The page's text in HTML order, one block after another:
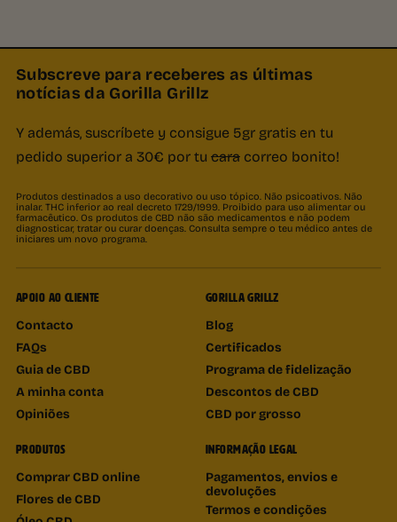
Subscreve para receberes as últimas
notícias da Gorilla Grillz
Y además, suscríbete y consigue 5gr gratis en tu
pedido superior a 30€ por tu cara correo bonito!
Produtos destinados a uso decorativo ou uso tópico. Não psicoativos. Não
inalar. THC inferior ao real decreto 1729/1999. Proibido para uso alimentar ou
farmacêutico. Os produtos de CBD não são medicamentos e não podem
diagnosticar, tratar ou curar doenças. Consulta sempre o teu médico antes de
iniciares um novo programa.
APOIO AO CLIENTE
Contacto
FAQs
Guia de CBD
A minha conta
Opiniões
GORILLA GRILLZ
Blog
Certificados
Programa de fidelização
Descontos de CBD
CBD por grosso
PRODUTOS
Comprar CBD online
Flores de CBD
INFORMAÇÃO LEGAL
Pagamentos, envios e
devoluções
Termos e condições